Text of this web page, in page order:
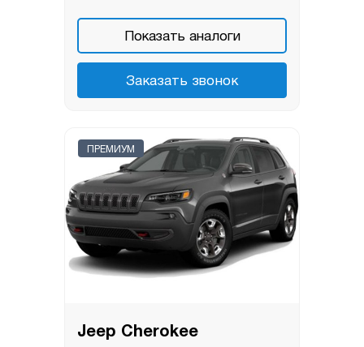
Показать аналоги
Заказать звонок
ПРЕМИУМ
Jeep Cherokee